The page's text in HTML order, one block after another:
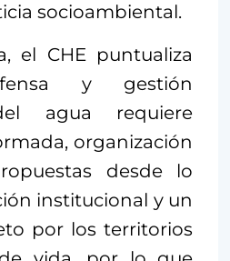
socioambiental.
el CHE puntualiza
y gestión
agua requiere
organización
desde lo
institucional y un
por los territorios